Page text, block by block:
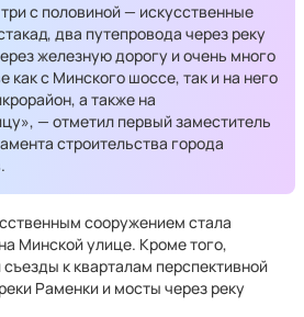
с половиной — искусственные
два путепровода через реку
железную дорогу и очень много
как с Минского шоссе, так и на него
а также на
— отметил первый заместитель
строительства города
сооружением стала
Минской улице. Кроме того,
к кварталам перспективной
Раменки и мосты через реку